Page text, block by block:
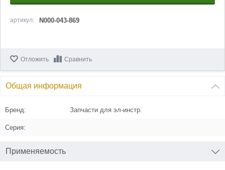
артикул: N000-043-869
Отложить Сравнить
Общая информация
Бренд: Запчасти для эл-инстр.
Серия:
Применяемость